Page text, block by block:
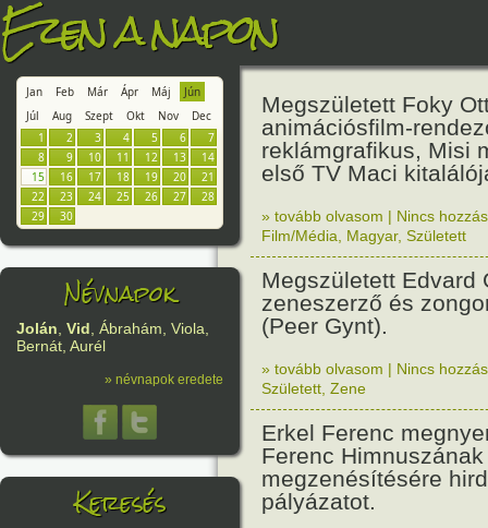
Ezen a napon
Jan Feb Már Ápr Máj
Jún
Júl
Aug Szept Okt Nov
Dec
1
2 3 4 5 6
7
8
9 10 11 12 13
14
15
16 17 18 19 20
21
22
23 24 25 26 27
28
29
30
Névnapok
Jolán, Vid, Ábrahám, Viola,
Bernát, Aurél
» névnapok eredete
Keresés
Megszületett Foky
animációsfilm-
reklámgrafikus, Misi
első TV Maci
» tovább olvasom | Nincs
Film/Média
Magyar, Született
Megszületett Edvard
zeneszerző és
(Peer Gynt).
» tovább olvasom | Nincs
Született Zene
Erkel Ferenc
Ferenc Himnuszának
megzenésítésére
pályázatot.